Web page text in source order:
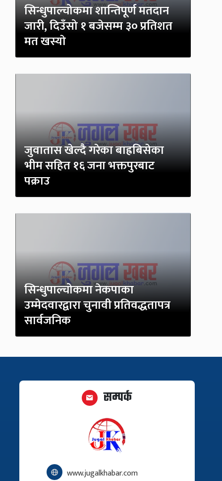
सिन्धुपाल्चोकमा शान्तिपूर्ण मतदान
जारी, दिउँसो १ बजेसम्म ३० प्रतिशत
मत खस्याे
जुवातास खेल्दै गरेका बाह्रबिसेका
भीम सहित १६ जना भक्तपुरबाट
पक्राउ
सिन्धुपाल्चोकमा नेकपाका
उम्मेदवारद्वारा चुनावी प्रतिवद्धतापत्र
सार्वजनिक
सम्पर्क
www.jugalkhabar.com